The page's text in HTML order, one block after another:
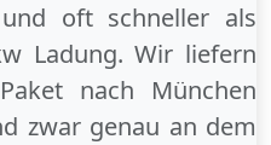
oft schneller als
Ladung. Wir liefern
nach München
zwar genau an dem